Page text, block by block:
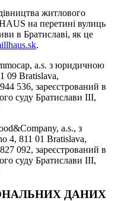
житлового
на перетині вулиць
в Братиславі, як це
.
a.s. з юридичною
09 Bratislava,
536, зареєстрований в
суду Братислави III,
a.s., з
4, 811 01 Bratislava,
092, зареєстрований в
суду Братислави III,
ДАНИХ